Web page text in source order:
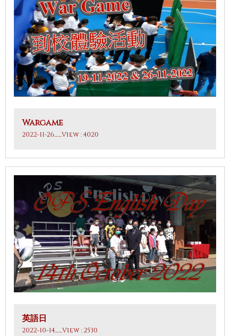
Wargame
2022-11-26.......View : 4020
英語日
2022-10-14.......View : 2530